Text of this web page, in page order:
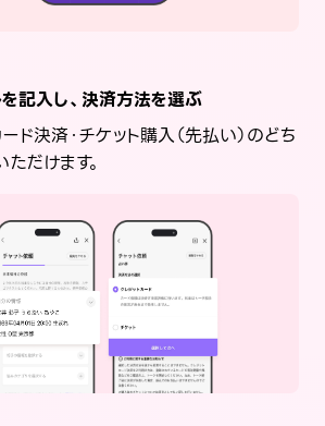
を記入し、決済方法を選ぶ
ド決済・チケット購入（先払い）のどち
だけます。